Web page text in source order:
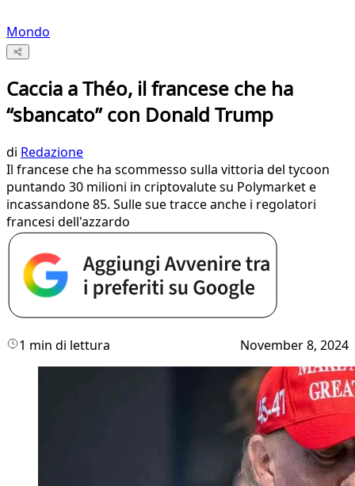
Mondo
Caccia a Théo, il francese che ha
“sbancato” con Donald Trump
di Redazione
Il francese che ha scommesso sulla vittoria del tycoon
puntando 30 milioni in criptovalute su Polymarket e
incassandone 85. Sulle sue tracce anche i regolatori
francesi dell'azzardo
1 min di lettura November 8, 2024